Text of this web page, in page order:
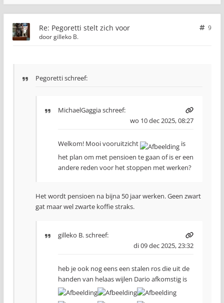
Re: Pegoretti stelt zich voor
9
doorgilleko B.
Pegoretti schreef:
MichaelGaggiaschreef:
wo 10 dec 2025, 08:27
Welkom! Mooi vooruitzicht
is
het plan om met pensioen te gaan of is er een
andere reden voor het stoppen met werken?
Het wordt pensioen na bijna 50 jaar werken. Geen zwart
gat maar wel zwarte koffie straks.
gilleko B.schreef:
di 09 dec 2025, 23:32
heb je ook nog eens een stalen ros die uit de
handen van helaas wijlen Dario afkomstig is